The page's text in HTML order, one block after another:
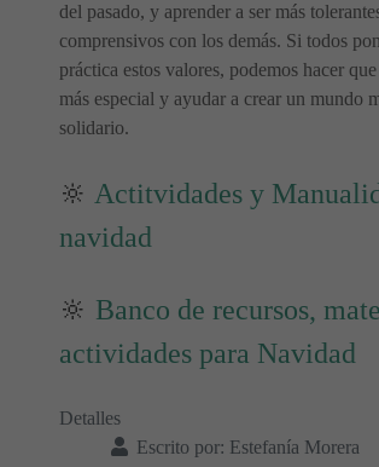
del pasado, y aprender a ser más
comprensivos con los demás. Si todos
práctica estos valores, podemos hacer
más especial y ayudar a crear un mundo
solidario.
🔆 Actitvidades y
navidad
🔆 Banco de recursos,
actividades para Navidad
Detalles
Escrito por: Estefanía Morera